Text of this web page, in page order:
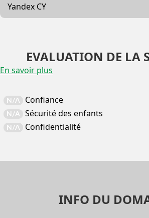
Yandex CY
EVALUATION DE LA
En savoir plus
N/A Confiance
N/A Sécurité des enfants
N/A Confidentialité
INFO DU